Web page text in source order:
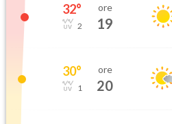
32°
2
ore
19
30°
1
ore
20